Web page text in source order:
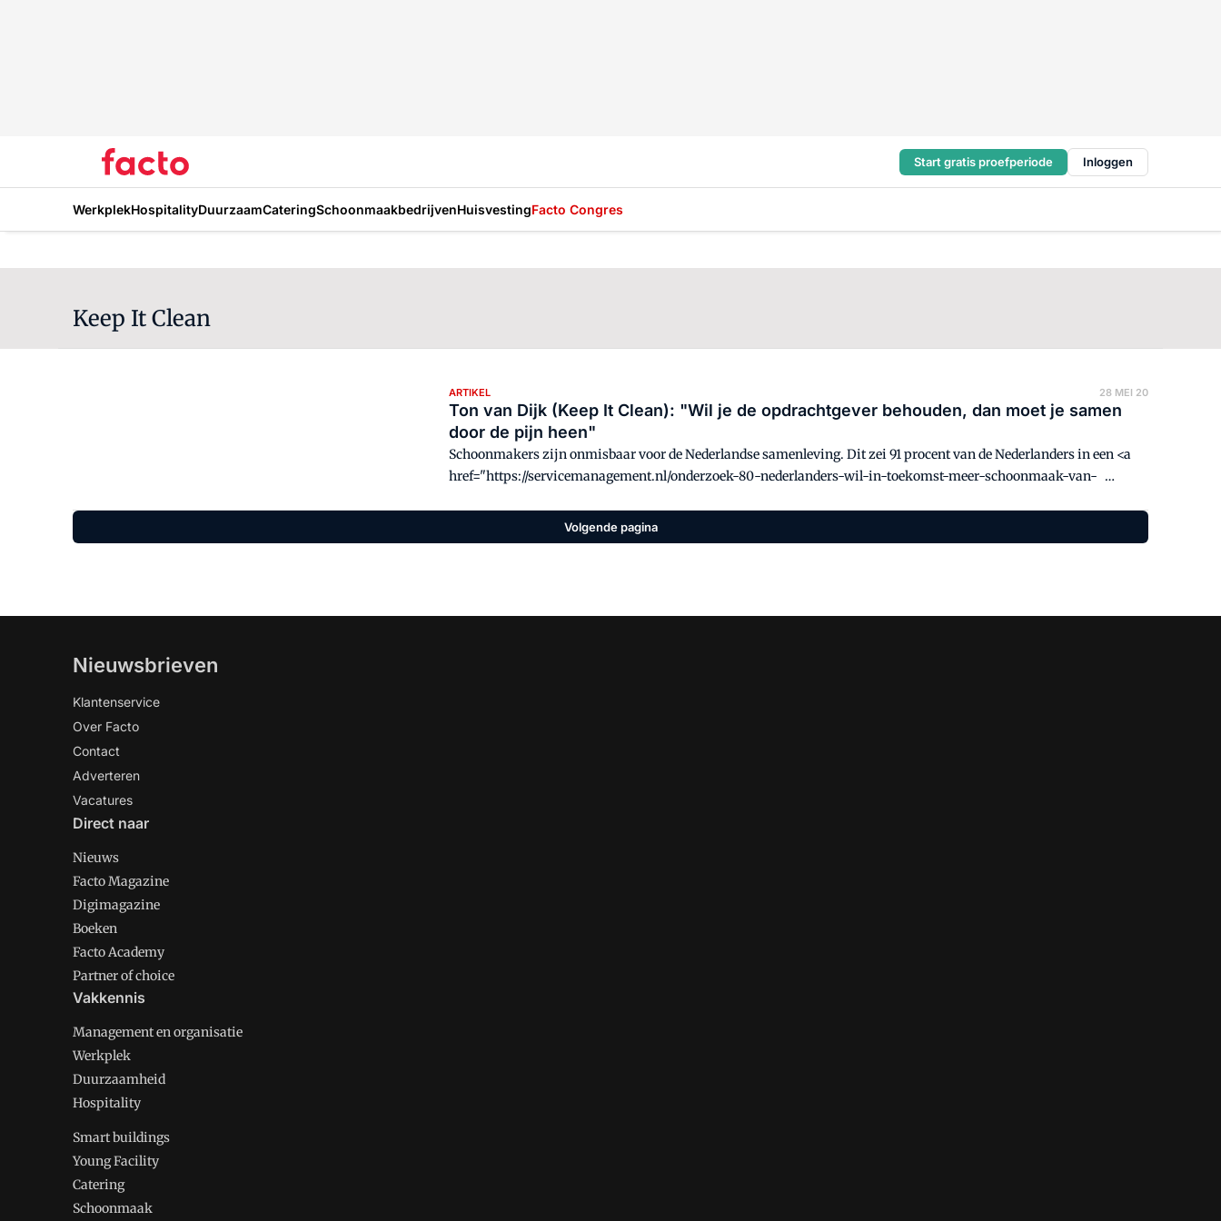
Start gratis proefperiode Inloggen
WerkplekHospitalityDuurzaamCateringSchoonmaakbedrijvenHuisvestingFacto Congres
Keep It Clean
ARTIKEL 28 MEI 20
Ton van Dijk (Keep It Clean): "Wil je de opdrachtgever behouden, dan moet je samen
door de pijn heen"
Schoonmakers zijn onmisbaar voor de Nederlandse samenleving. Dit zei 91 procent van de Nederlanders in een <a
href="https://servicemanagement.nl/onderzoek-80-nederlanders-wil-in-toekomst-meer-schoonmaak-van-
onderzoeksbureau Markteffect namens CSU</a>. Ook gaf 80 procent aan dat schoonmaak in de toekomst meer
aandacht moet krijgen, met oog op het tegengaan van virussen vergelijkbaar aan het coronavirus. Wat merken
Volgende pagina
Nieuwsbrieven
Klantenservice
Over Facto
Contact
Adverteren
Vacatures
Direct naar
Nieuws
Facto Magazine
Digimagazine
Boeken
Facto Academy
Partner of choice
Vakkennis
Management en organisatie
Werkplek
Duurzaamheid
Hospitality
Smart buildings
Young Facility
Catering
Schoonmaak